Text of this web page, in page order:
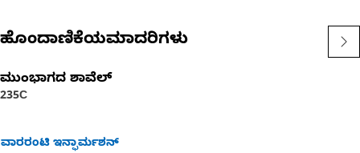
ಹೊಂದಾಣಿಕೆಯಮಾದರಿಗಳು
ಮುಂಭಾಗದ ಶಾವೆಲ್
235C
ವಾರರಂಟಿ ಇನ್ಫಾರ್ಮಶನ್